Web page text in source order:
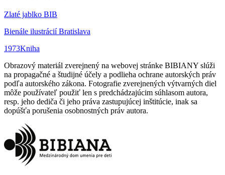
Zlaté jablko BIB
Bienále ilustrácií Bratislava
1973Kniha
Obrazový materiál zverejnený na webovej stránke BIBIANY slúži
na propagačné a študijné účely a podlieha ochrane autorských práv
podľa autorského zákona. Fotografie zverejnených výtvarných diel
môže používateľ použiť len s predchádzajúcim súhlasom autora,
resp. jeho dediča či jeho práva zastupujúcej inštitúcie, inak sa
dopúšťa porušenia osobnostných práv autora.